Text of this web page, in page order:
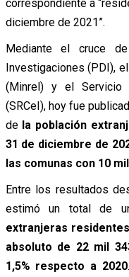
correspondiente a
diciembre de 2021”.
Mediante el cruce
Investigaciones (PDI),
(Minrel) y el Servicio
(SRCeI), hoy fue
de la población
31 de diciembre de
las comunas con 10
Entre los resultados
estimó un total de
extranjeras
absoluto de 22 mil
1,5% respecto a 2020